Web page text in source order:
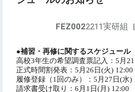
FEZ0022211実研組 |
●補習・再修に関するスケジュール
高校3年生の希望調査票記入：5月
正式時間割発表：5月26日(火) 12:00
履修登録（1回のみ）：5月27日(水)
請求書受け取り：6月1日(月) 12:00